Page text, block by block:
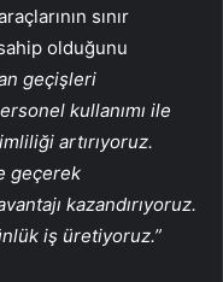
sınır
olduğunu
geçişleri
kullanımı ile
artırıyoruz.
geçerek
kazandırıyoruz.
iş üretiyoruz.”